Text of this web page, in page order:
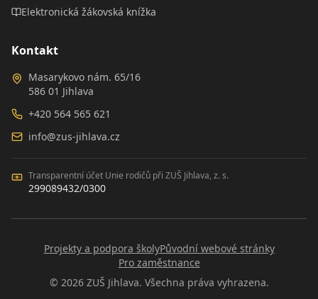
Elektronická žákovská knížka
Kontakt
Masarykovo nám. 65/16
586 01 Jihlava
+420 564 565 621
info@zus-jihlava.cz
Transparentní účet Unie rodičů při ZUŠ Jihlava, z. s.
299089432/0300
Projekty a podpora školyPůvodní webové stránky
Pro zaměstnance
© 2026ZUŠ Jihlava. Všechna práva vyhrazena.